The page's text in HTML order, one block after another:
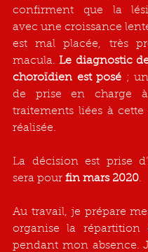
confirment que la
avec une croissance
est mal placée, très
macula. Le diagnostic
choroïdien est posé ;
de prise en charge à
traitements liées à cette
réalisée.
La décision est prise
sera pour fin mars 2020.
Au travail, je prépare
organise la répartition
pendant mon absence.